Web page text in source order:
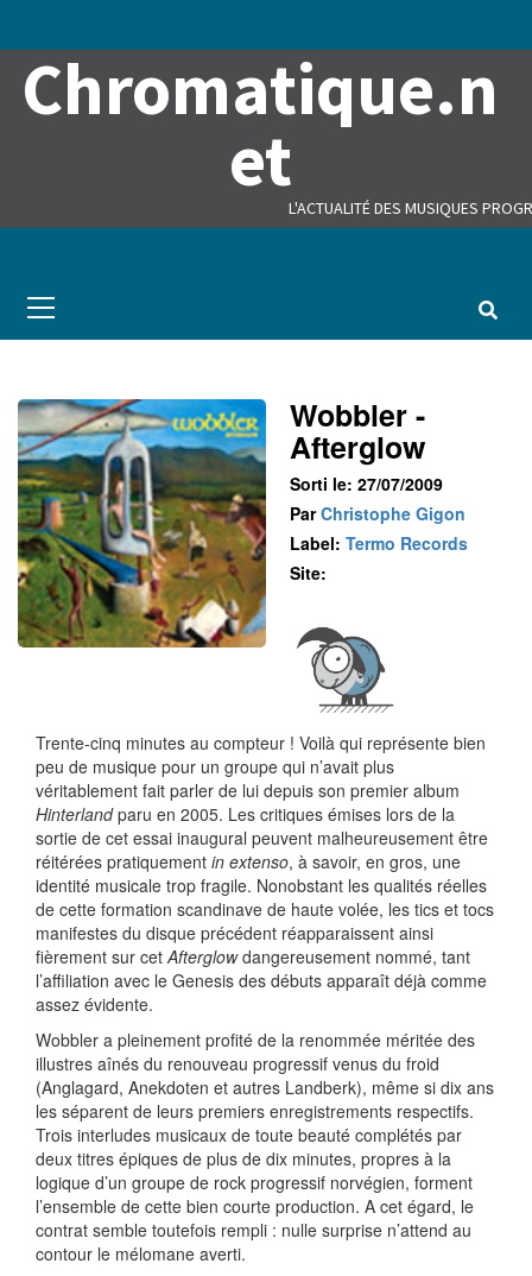
Chromatique.n
et
L'ACTUALITÉ DES MUSIQUES
Menu
Wobbler -
Afterglow
Sorti le: 27/07/2009
ParChristophe Gigon
Label: Termo Records
Site:
Trente-cinq minutes au compteur ! Voilà qui représente bien
peu de musique pour un groupe qui n’avait plus
véritablement fait parler de lui depuis son premier album
Hinterlandparu en 2005. Les critiques émises lors de la
sortie de cet essai inaugural peuvent malheureusement être
réitérées pratiquement in extenso, à savoir, en gros, une
identité musicale trop fragile. Nonobstant les qualités réelles
de cette formation scandinave de haute volée, les tics et tocs
manifestes du disque précédent réapparaissent ainsi
fièrement sur cetAfterglowdangereusement nommé, tant
l’affiliation avec le Genesis des débuts apparaît déjà comme
assez évidente.
Wobbler a pleinement profité de la renommée méritée des
illustres aînés du renouveau progressif venus du froid
(Anglagard, Anekdoten et autres Landberk), même si dix ans
les séparent de leurs premiers enregistrements respectifs.
Trois interludes musicaux de toute beauté complétés par
deux titres épiques de plus de dix minutes, propres à la
logique d’un groupe de rock progressif norvégien, forment
l’ensemble de cette bien courte production. A cet égard, le
contrat semble toutefois rempli : nulle surprise n’attend au
contour le mélomane averti.